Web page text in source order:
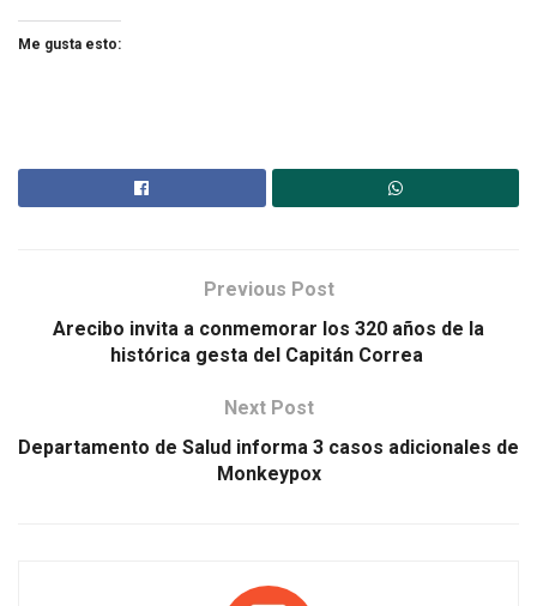
Me gusta esto:
Previous Post
Arecibo invita a conmemorar los 320 años de la
histórica gesta del Capitán Correa
Next Post
Departamento de Salud informa 3 casos adicionales de
Monkeypox